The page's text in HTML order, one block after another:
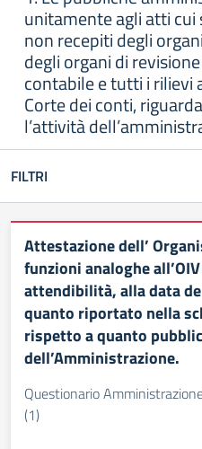
unitamente agli atti cui
non recepiti degli
degli organi di
contabile e tutti i rilievi
Corte dei conti,
l’attività
FILTRI
Attestazione dell’
funzioni analoghe
attendibilità, alla data
quanto riportato nella
rispetto a quanto
dell’Amministrazione.
Questionario
(1)